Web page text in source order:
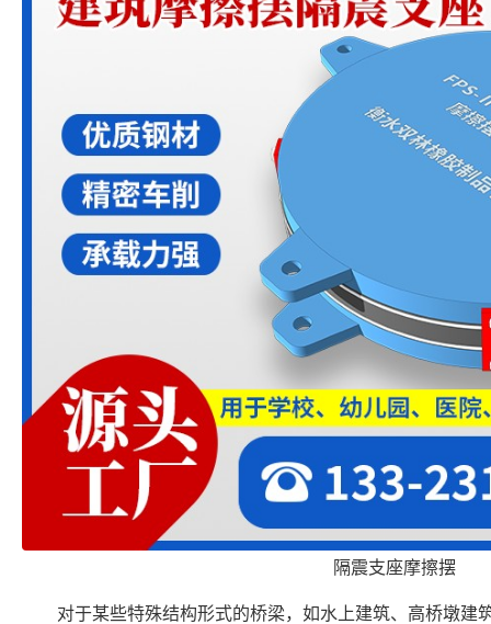
隔震支座摩擦摆
对于某些特殊结构形式的桥梁，如水上建筑、高桥墩建